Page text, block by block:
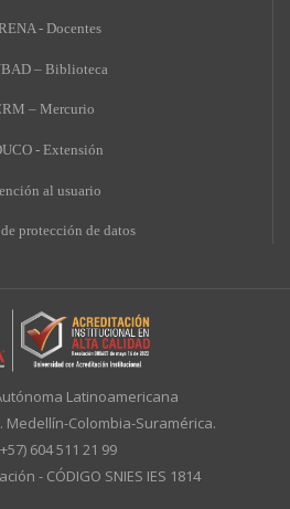
- Docentes
– Biblioteca
– Mercurio
- Extensión
al usuario
protección de datos
Latinoamericana
Medellín-Colombia-Suramérica.
604 511 21 99
- CÓDIGO SNIES IES 1814